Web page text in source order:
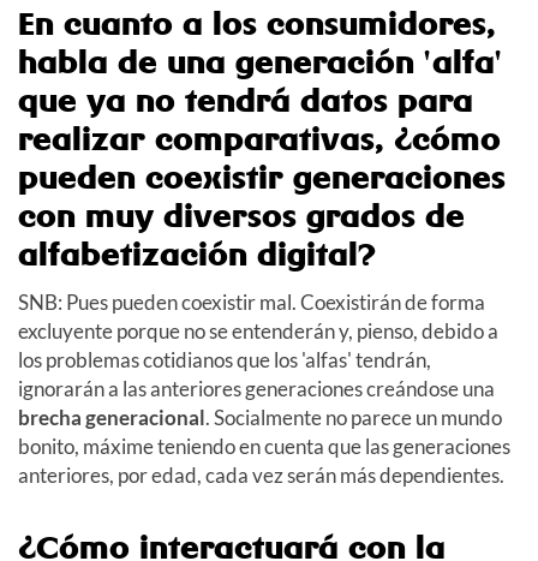
En cuanto a los consumidores,
habla de una generación 'alfa'
que ya no tendrá datos para
realizar comparativas, ¿cómo
pueden coexistir generaciones
con muy diversos grados de
alfabetización digital?
SNB: Pues pueden coexistir mal. Coexistirán de forma
excluyente porque no se entenderán y, pienso, debido a
los problemas cotidianos que los 'alfas' tendrán,
ignorarán a las anteriores generaciones creándose una
brecha generacional. Socialmente no parece un mundo
bonito, máxime teniendo en cuenta que las generaciones
anteriores, por edad, cada vez serán más dependientes.
¿Cómo interactuará con la